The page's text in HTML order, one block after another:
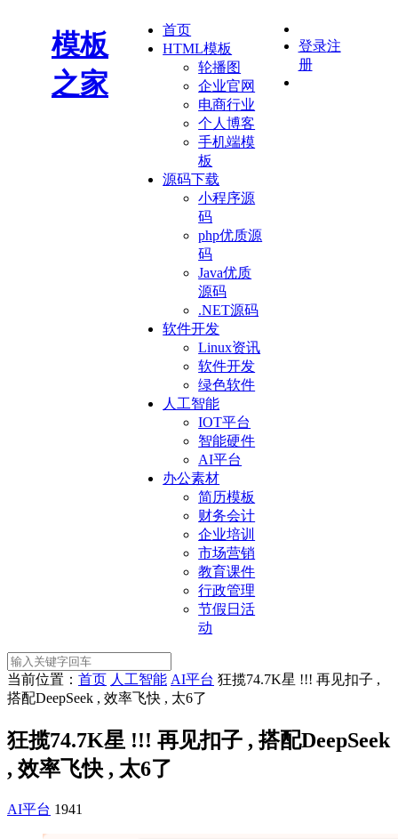
模板
之家
首页
HTML模板
轮播图
企业官网
电商行业
个人博客
手机端模
板
源码下载
小程序源
码
php优质源
码
Java优质
源码
.NET源码
软件开发
Linux资讯
软件开发
绿色软件
人工智能
IOT平台
智能硬件
AI平台
办公素材
简历模板
财务会计
企业培训
市场营销
教育课件
行政管理
节假日活
动
登录注
册
当前位置： 首页 人工智能 AI平台 狂揽74.7K星 !!! 再见扣子 ,
搭配DeepSeek , 效率飞快 , 太6了
狂揽74.7K星 !!! 再见扣子 , 搭配DeepSeek
, 效率飞快 , 太6了
AI平台 1941